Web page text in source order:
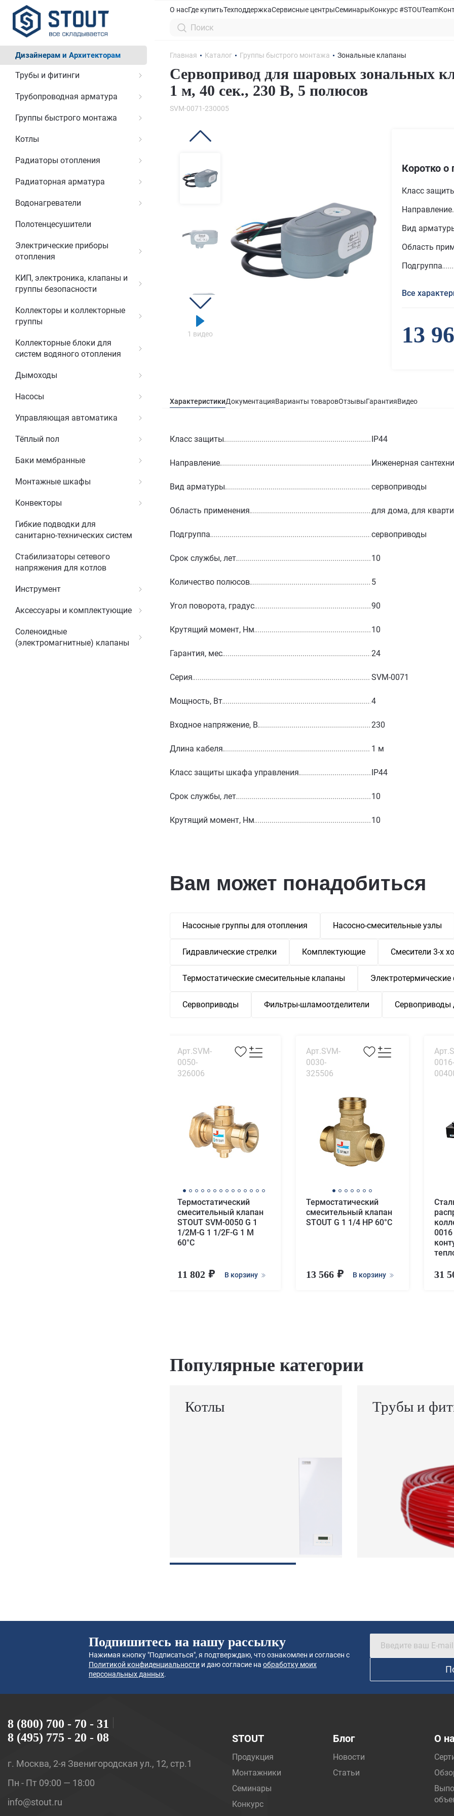
Дизайнерам и Архитекторам
Трубы и фитинги
Трубопроводная арматура
Группы быстрого монтажа
Котлы
Радиаторы отопления
Радиаторная арматура
Водонагреватели
Полотенцесушители
Электрические приборы
отопления
КИП, электроника, клапаны и
группы безопасности
Коллекторы и коллекторные
группы
Коллекторные блоки для
систем водяного отопления
Дымоходы
Насосы
Управляющая автоматика
Тёплый пол
Баки мембранные
Монтажные шкафы
Конвекторы
Гибкие подводки для
санитарно-технических систем
Стабилизаторы сетевого
напряжения для котлов
Инструмент
Аксессуары и комплектующие
Соленоидные
(электромагнитные) клапаны
О насГде купитьТехподдержкаСервисные центрыСеминарыКонкурс #STOUTeam
Главная Каталог Группы быстрого монтажа Зональные клапаны
Сервопривод для шаровых зональных
1 м, 40 сек., 230 B, 5 полюсов
SVM-0071-230005
1 видео
Коротко о
Класс
Направление
Вид
Область
Подгруппа
Все
13
ХарактеристикиДокументацияВарианты товаровОтзывыГарантияВидео
Класс защиты IP44
Направление Инженерная
Вид арматуры сервоприводы
Область применения для дома, для
Подгруппа сервоприводы
Срок службы, лет 10
Количество полюсов 5
Угол поворота, градус 90
Крутящий момент, Нм 10
Гарантия, мес 24
Серия SVM-0071
Мощность, Вт 4
Входное напряжение, В 230
Длина кабеля 1 м
Класс защиты шкафа управления IP44
Срок службы, лет 10
Крутящий момент, Нм 10
Вам может понадобиться
Насосные группы для отопления Насосно-смесительные узлы
Гидравлические стрелки Комплектующие Смесители 3-х
Термостатические смесительные клапаны
Сервоприводы Фильтры-шламоотделители Сервоприводы
Арт.SVM-
0050-
326006
Термостатический
смесительный клапан
STOUT SVM-0050 G 1
1/2M-G 1 1/2F-G 1 M
60°С
11 802 В корзину
Арт.SVM-
0030-
325506
Термостатический
смесительный клапан
STOUT G 1 1/4 НР 60°С
13 566 В корзину
0016-
31
Популярные категории
Котлы Трубы и
Подпишитесь на нашу рассылку
Нажимая кнопку "Подписаться", я подтверждаю, что ознакомлен и согласен с
Политикой конфиденциальности и даю согласие на обработку моих
персональных данных.
8 (800) 700 - 70 - 31
8 (495) 775 - 20 - 08
г. Москва, 2-я Звенигородская ул., 12, стр.1
Пн - Пт 09:00 — 18:00
info@stout.ru
STOUT
Продукция
Монтажники
Семинары
Конкурс
Блог
Новости
Статьи
О